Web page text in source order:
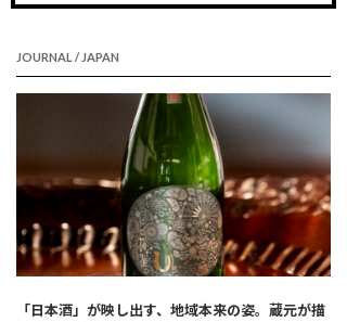
JOURNAL / JAPAN
「日本酒」が映し出す、地域本来の姿。蔵元が描